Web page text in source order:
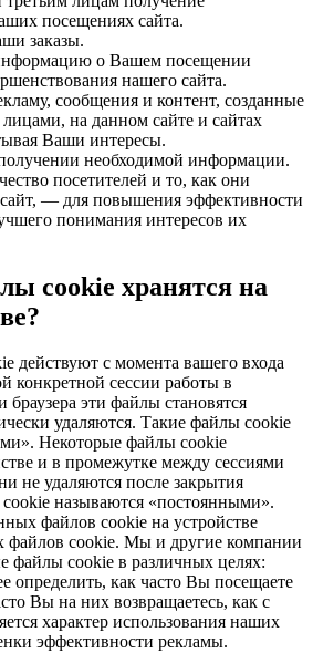
посещениях сайта.
заказы.
о Вашем посещении
нашего сайта.
сообщения и контент, созданные
на данном сайте и сайтах
Ваши интересы.
необходимой информации.
посетителей и то, как они
— для повышения эффективности
понимания интересов их
cookie хранятся на
действуют с момента вашего входа
конкретной сессии работы в
браузера эти файлы становятся
удаляются. Такие файлы cookie
Некоторые файлы cookie
и в промежутке между сессиями
не удаляются после закрытия
называются «постоянными».
файлов cookie на устройстве
файлов cookie. Мы и другие компании
файлы cookie в различных целях:
определить, как часто Вы посещаете
Вы на них возвращаетесь, как с
характер использования наших
эффективности рекламы.